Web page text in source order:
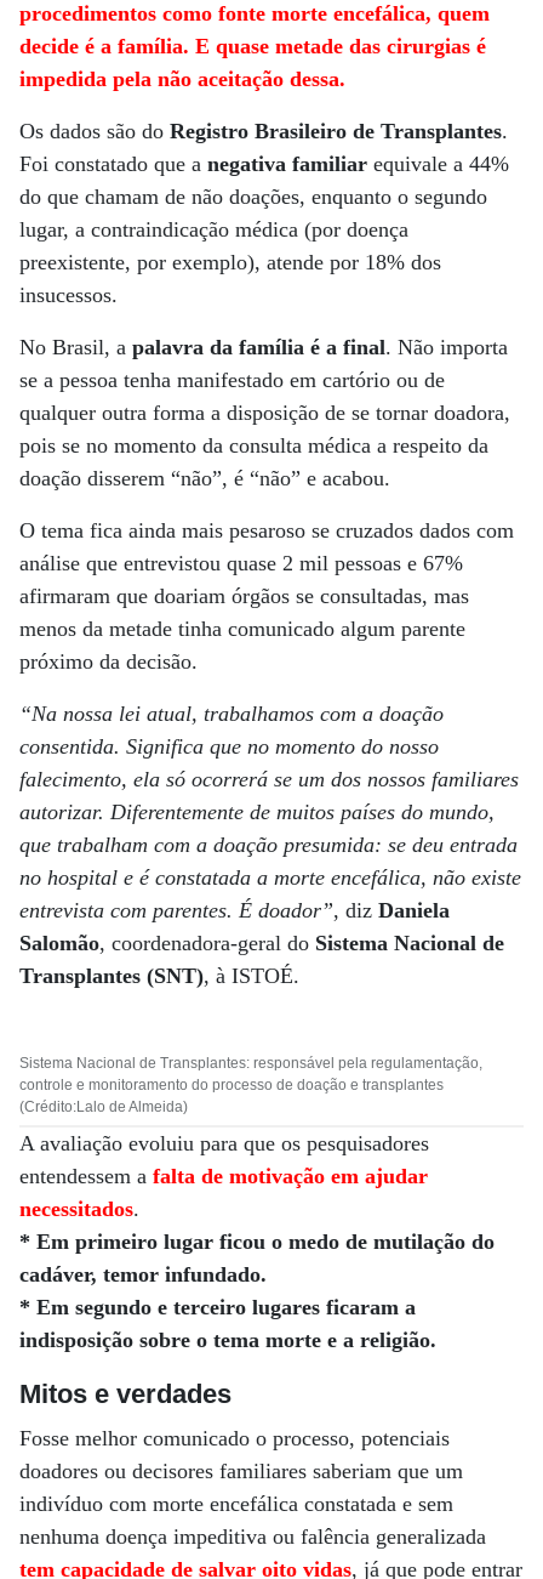
procedimentos como fonte morte encefálica, quem
decide é a família. E quase metade das cirurgias é
impedida pela não aceitação dessa.
Os dados são do Registro Brasileiro de Transplantes.
Foi constatado que a negativa familiar equivale a 44%
do que chamam de não doações, enquanto o segundo
lugar, a contraindicação médica (por doença
preexistente, por exemplo), atende por 18% dos
insucessos.
No Brasil, a palavra da família é a final. Não importa
se a pessoa tenha manifestado em cartório ou de
qualquer outra forma a disposição de se tornar doadora,
pois se no momento da consulta médica a respeito da
doação disserem “não”, é “não” e acabou.
O tema fica ainda mais pesaroso se cruzados dados com
análise que entrevistou quase 2 mil pessoas e 67%
afirmaram que doariam órgãos se consultadas, mas
menos da metade tinha comunicado algum parente
próximo da decisão.
“Na nossa lei atual, trabalhamos com a doação
consentida. Significa que no momento do nosso
falecimento, ela só ocorrerá se um dos nossos familiares
autorizar. Diferentemente de muitos países do mundo,
que trabalham com a doação presumida: se deu entrada
no hospital e é constatada a morte encefálica, não existe
entrevista com parentes. É doador”, diz Daniela
Salomão, coordenadora-geral do Sistema Nacional de
Transplantes (SNT), à ISTOÉ.
Sistema Nacional de Transplantes: responsável pela regulamentação,
controle e monitoramento do processo de doação e transplantes
(Crédito:Lalo de Almeida)
A avaliação evoluiu para que os pesquisadores
entendessem a falta de motivação em ajudar
necessitados.
* Em primeiro lugar ficou o medo de mutilação do
cadáver, temor infundado.
* Em segundo e terceiro lugares ficaram a
indisposição sobre o tema morte e a religião.
Mitos e verdades
Fosse melhor comunicado o processo, potenciais
doadores ou decisores familiares saberiam que um
indivíduo com morte encefálica constatada e sem
nenhuma doença impeditiva ou falência generalizada
tem capacidade de salvar oito vidas, já que pode entrar